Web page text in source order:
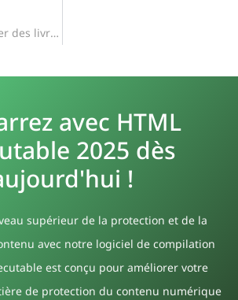
Comment signer des livres électroniques et des applications HTML Executable avec Azure Trusted Signing : Un guide étape par étape
avec HTML
2025 dès
!
supérieur de la protection et de la
avec notre logiciel de compilation
est conçu pour améliorer votre
de protection du contenu numérique